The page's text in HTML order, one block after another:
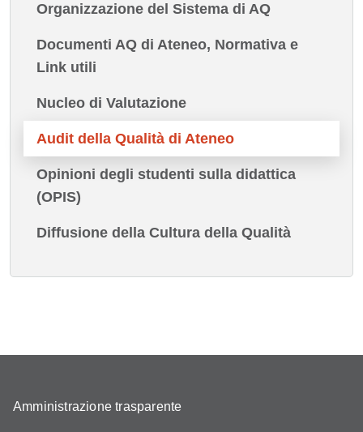
Organizzazione del Sistema di AQ
Documenti AQ di Ateneo, Normativa e
Link utili
Nucleo di Valutazione
Audit della Qualità di Ateneo
Opinioni degli studenti sulla didattica
(OPIS)
Diffusione della Cultura della Qualità
Amministrazione trasparente